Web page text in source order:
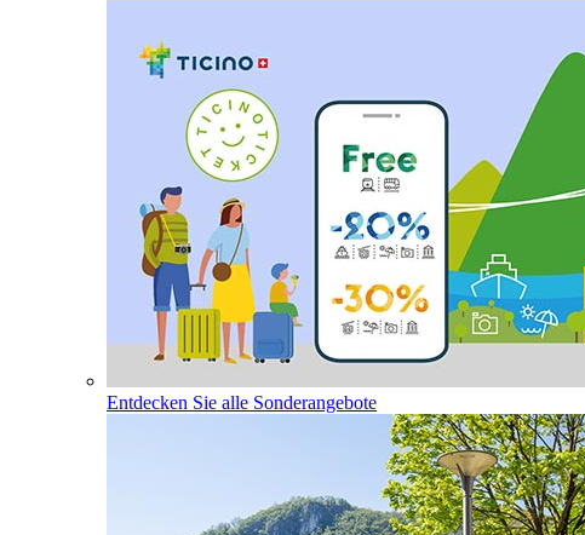
Entdecken Sie alle Sonderangebote